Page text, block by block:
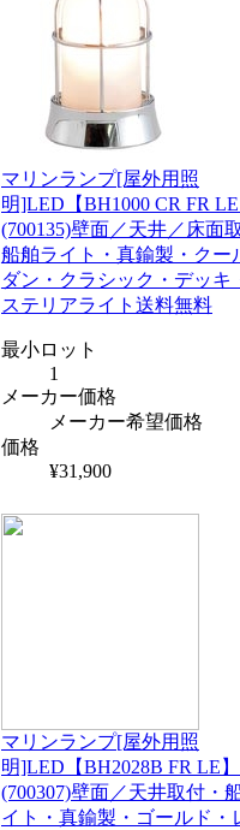
マリンランプ[屋外用照
明]LED【BH1000 CR FR
(700135)壁面／天井／床面
船舶ライト・真鍮製・クー
ダン・クラシック・デッキ
ステリアライト送料無料
最小ロット
1
メーカー価格
メーカー希望価格
価格
¥31,900
マリンランプ[屋外用照
明]LED【BH2028B FR LE】
(700307)壁面／天井取付・
イト・真鍮製・ゴールド・